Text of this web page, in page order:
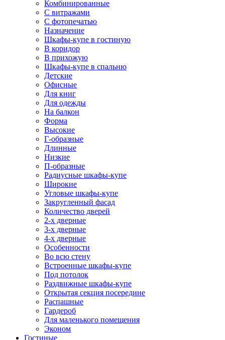
Комбинированные
С витражами
С фотопечатью
Назначение
Шкафы-купе в гостиную
В коридор
В прихожую
Шкафы-купе в спальню
Детские
Офисные
Для книг
Для одежды
На балкон
Форма
Высокие
Г-образные
Длинные
Низкие
П-образные
Радиусные шкафы-купе
Широкие
Угловые шкафы-купе
Закругленный фасад
Количество дверей
2-х дверные
3-х дверные
4-х дверные
Особенности
Во всю стену
Встроенные шкафы-купе
Под потолок
Раздвижные шкафы-купе
Открытая секция посередине
Распашные
Гардероб
Для маленького помещения
Эконом
Гостиные